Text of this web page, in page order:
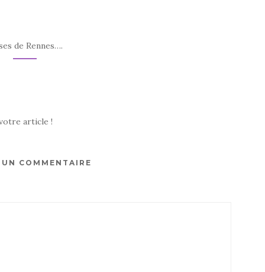
de Rennes….
article !
COMMENTAIRE